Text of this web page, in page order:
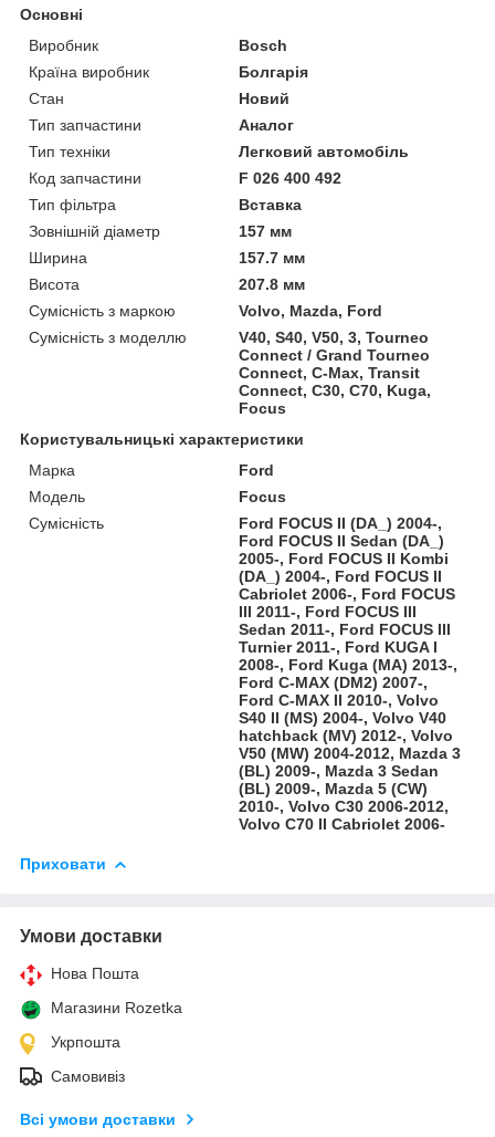
Основні
Виробник
Bosch
Країна виробник
Болгарія
Стан
Новий
Тип запчастини
Аналог
Тип техніки
Легковий автомобіль
Код запчастини
F 026 400 492
Тип фільтра
Вставка
Зовнішній діаметр
157 мм
Ширина
157.7 мм
Висота
207.8 мм
Сумісність з маркою
Volvo, Mazda, Ford
Сумісність з моделлю
V40, S40, V50, 3, Tourneo
Connect / Grand Tourneo
Connect, C-Max, Transit
Connect, C30, C70, Kuga,
Focus
Користувальницькі характеристики
Марка
Ford
Модель
Focus
Сумісність
Ford FOCUS II (DA_) 2004-,
Ford FOCUS II Sedan (DA_)
2005-, Ford FOCUS II Kombi
(DA_) 2004-, Ford FOCUS II
Cabriolet 2006-, Ford FOCUS
III 2011-, Ford FOCUS III
Sedan 2011-, Ford FOCUS III
Turnier 2011-, Ford KUGA I
2008-, Ford Kuga (MA) 2013-,
Ford C-MAX (DM2) 2007-,
Ford C-MAX II 2010-, Volvo
S40 II (MS) 2004-, Volvo V40
hatchback (MV) 2012-, Volvo
V50 (MW) 2004-2012, Mazda 3
(BL) 2009-, Mazda 3 Sedan
(BL) 2009-, Mazda 5 (CW)
2010-, Volvo C30 2006-2012,
Volvo C70 II Cabriolet 2006-
Приховати
Умови доставки
Нова Пошта
Магазини Rozetka
Укрпошта
Самовивіз
Всі умови доставки